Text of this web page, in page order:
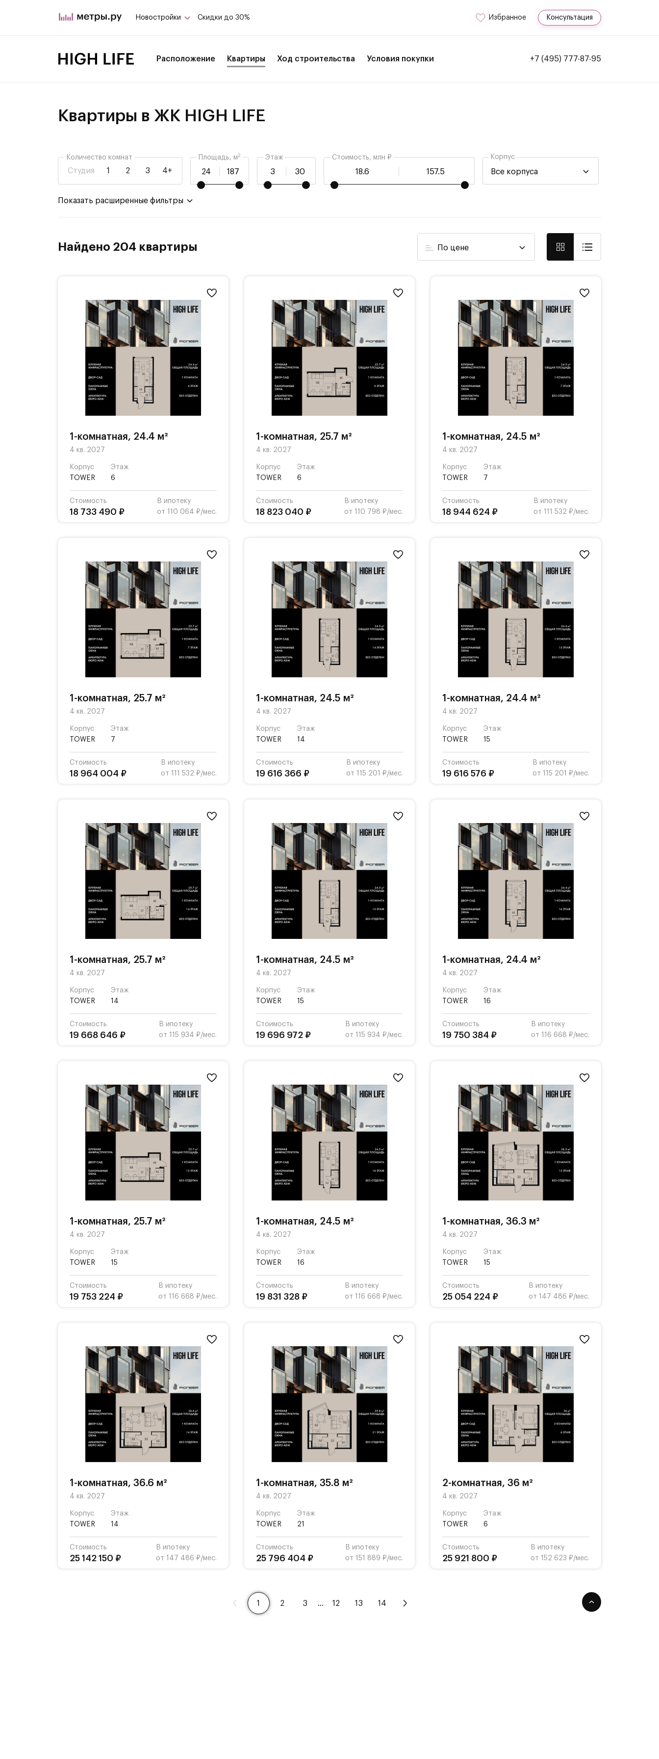
Новостройки Скидки до 30% Избранное Консультация
Расположение Квартиры Ход строительства Условия покупки +7 (495) 777-87-95
Квартиры в ЖК HIGH LIFE
Количество комнат
Студия 1 2 3 4+
Площадь, м2 Этаж Стоимость, млн ₽ Корпус
Все корпуса
не важно не важно
Показать расширенные фильтры
Найдено 204 квартиры По цене
1-комнатная, 24.4 м²
4 кв. 2027
Корпус
TOWER
Этаж
6
Стоимость
18 733 490 ₽
В ипотеку
от 110 064 ₽/мес.
1-комнатная, 25.7 м²
4 кв. 2027
Корпус
TOWER
Этаж
6
Стоимость
18 823 040 ₽
В ипотеку
от 110 798 ₽/мес.
1-комнатная, 24.5 м²
4 кв. 2027
Корпус
TOWER
Этаж
7
Стоимость
18 944 624 ₽
В ипотеку
от 111 532 ₽/мес.
1-комнатная, 25.7 м²
4 кв. 2027
Корпус
TOWER
Этаж
7
Стоимость
18 964 004 ₽
В ипотеку
от 111 532 ₽/мес.
1-комнатная, 24.5 м²
4 кв. 2027
Корпус
TOWER
Этаж
14
Стоимость
19 616 366 ₽
В ипотеку
от 115 201 ₽/мес.
1-комнатная, 24.4 м²
4 кв. 2027
Корпус
TOWER
Этаж
15
Стоимость
19 616 576 ₽
В ипотеку
от 115 201 ₽/мес.
1-комнатная, 25.7 м²
4 кв. 2027
Корпус
TOWER
Этаж
14
Стоимость
19 668 646 ₽
В ипотеку
от 115 934 ₽/мес.
1-комнатная, 24.5 м²
4 кв. 2027
Корпус
TOWER
Этаж
15
Стоимость
19 696 972 ₽
В ипотеку
от 115 934 ₽/мес.
1-комнатная, 24.4 м²
4 кв. 2027
Корпус
TOWER
Этаж
16
Стоимость
19 750 384 ₽
В ипотеку
от 116 668 ₽/мес.
1-комнатная, 25.7 м²
4 кв. 2027
Корпус
TOWER
Этаж
15
Стоимость
19 753 224 ₽
В ипотеку
от 116 668 ₽/мес.
1-комнатная, 24.5 м²
4 кв. 2027
Корпус
TOWER
Этаж
16
Стоимость
19 831 328 ₽
В ипотеку
от 116 668 ₽/мес.
1-комнатная, 36.3 м²
4 кв. 2027
Корпус
TOWER
Этаж
15
Стоимость
25 054 224 ₽
В ипотеку
от 147 486 ₽/мес.
1-комнатная, 36.6 м²
4 кв. 2027
Корпус
TOWER
Этаж
14
Стоимость
25 142 150 ₽
В ипотеку
от 147 486 ₽/мес.
1-комнатная, 35.8 м²
4 кв. 2027
Корпус
TOWER
Этаж
21
Стоимость
25 796 404 ₽
В ипотеку
от 151 889 ₽/мес.
2-комнатная, 36 м²
4 кв. 2027
Корпус
TOWER
Этаж
6
Стоимость
25 921 800 ₽
В ипотеку
от 152 623 ₽/мес.
1 2 3 … 12 13 14